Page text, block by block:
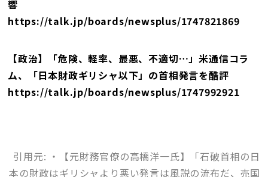
響
https://talk.jp/boards/newsplus/1747821869
【政治】「危険、軽率、最悪、不適切…」米通信コラ
ム、「日本財政ギリシャ以下」の首相発言を酷評
https://talk.jp/boards/newsplus/1747992921
引用元: ・【元財務官僚の高橋洋一氏】「石破首相の日
本の財政はギリシャより悪い発言は風説の流布だ、売国